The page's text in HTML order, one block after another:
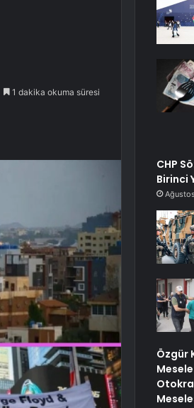
1 dakika okuma süresi
CHP
Birinci
Özgür